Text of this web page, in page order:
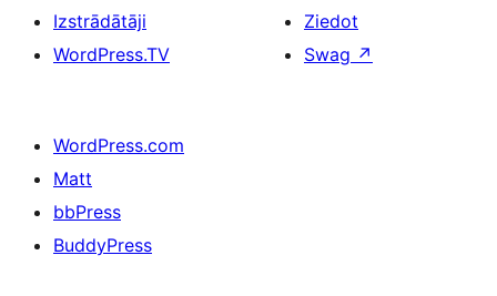
Izstrādātāji
WordPress.TV
Ziedot
Swag ↗
WordPress.com
Matt
bbPress
BuddyPress